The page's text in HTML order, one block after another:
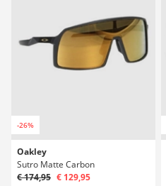
-26%
Oakley
Sutro Matte Carbon
€ 174,95 € 129,95